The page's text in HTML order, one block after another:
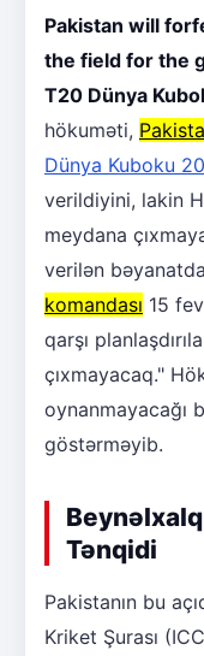
Pakistan will
the field for the
T20 Dünya
hökuməti,
Dünya Kuboku
verildiyini, lakin
meydana
verilən
komandası 15
qarşı
çıxmayacaq."
oynanmayacağı
göstərməyib.
Beynəlxalq
Tənqidi
Pakistanın bu
Kriket Şurası